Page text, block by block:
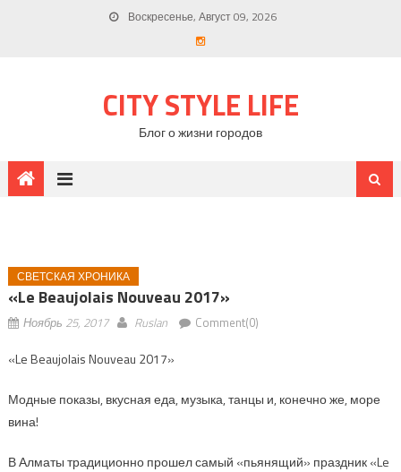
Воскресенье, Август 09, 2026
CITY STYLE LIFE
Блог о жизни городов
СВЕТСКАЯ ХРОНИКА
«Le Beaujolais Nouveau 2017»
Ноябрь 25, 2017 Ruslan Comment(0)
«Le Beaujolais Nouveau 2017»
Модные показы, вкусная еда, музыка, танцы и, конечно же, море
вина!
В Алматы традиционно прошел самый «пьянящий» праздник «Le